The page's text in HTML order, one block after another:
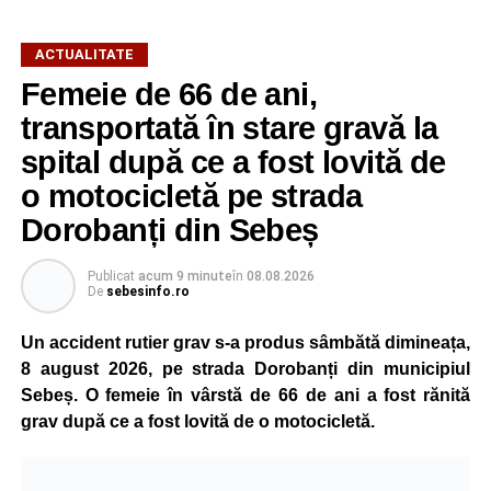
ACTUALITATE
Femeie de 66 de ani,
transportată în stare gravă la
spital după ce a fost lovită de
o motocicletă pe strada
Dorobanți din Sebeș
Publicat acum 9 minuteîn 08.08.2026
De sebesinfo.ro
Un accident rutier grav s-a produs sâmbătă dimineața,
8 august 2026, pe strada Dorobanți din municipiul
Sebeș. O femeie în vârstă de 66 de ani a fost rănită
grav după ce a fost lovită de o motocicletă.